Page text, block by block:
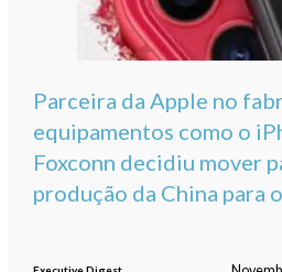
Parceira da Apple no
equipamentos como o
Foxconn decidiu mover
produção da China para